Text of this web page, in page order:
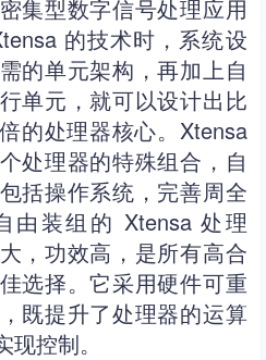
集型数字信号处理应用
的技术时，系统设
的单元架构，再加上自
单元，就可以设计出比
的处理器核心。Xtensa
处理器的特殊组合，自
括操作系统，完善周全
由装组的 Xtensa 处理
，功效高，是所有高合
选择。它采用硬件可重
既提升了处理器的运算
控制。